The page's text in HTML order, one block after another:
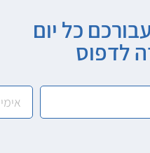
כל יום
לדפוס